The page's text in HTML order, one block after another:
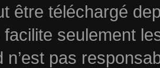
être téléchargé
facilite seulement
n’est pas